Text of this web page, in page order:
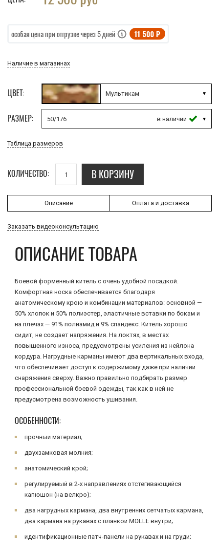
особая цена при отгрузке через 5 дней 11 500 ₽
Наличие в магазинах
ЦВЕТ: Мультикам
РАЗМЕР: 50/176
Таблица размеров
КОЛИЧЕСТВО: В КОРЗИНУ
Описание Оплата и доставка
Заказать видеоконсультацию
ОПИСАНИЕ ТОВАРА
Боевой форменный китель с очень удобной посадкой.
Комфортная носка обеспечивается благодаря
анатомическому крою и комбинации материалов: основной —
50% хлопок и 50% полиэстер, эластичные вставки по бокам и
на плечах — 91% полиамид и 9% спандекс. Китель хорошо
сидит, не создает напряжения. На локтях, в местах
повышенного износа, предусмотрены усиления из нейлона
кордура. Нагрудные карманы имеют два вертикальных входа,
что обеспечивает доступ к содержимому даже при наличии
снаряжения сверху. Важно правильно подбирать размер
профессиональной боевой одежды, так как в ней не
предусмотрена возможность ушивания.
ОСОБЕННОСТИ:
прочный материал;
двухзамковая молния;
анатомический крой;
регулируемый в 2-х направлениях отстегивающийся
капюшон (на велкро);
два нагрудных кармана, два внутренних сетчатых кармана,
два кармана на рукавах с планкой MOLLE внутри;
идентификационные патч-панели на рукавах и на груди;